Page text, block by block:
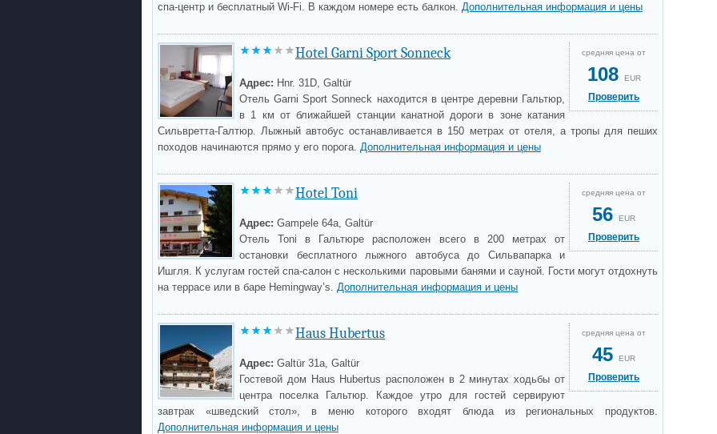
спа-центр и бесплатный Wi-Fi. В каждом номере есть балкон. Дополнительная информация и цены
средняя цена от
108 EUR
Проверить
Hotel Garni Sport Sonneck
Адрес: Hnr. 31D, Galtür
Отель Garni Sport Sonneck находится в центре деревни Гальтюр,
в 1 км от ближайшей станции канатной дороги в зоне катания
Сильвретта-Галтюр. Лыжный автобус останавливается в 150 метрах от отеля, а тропы для пеших
походов начинаются прямо у его порога. Дополнительная информация и цены
средняя цена от
56 EUR
Проверить
Hotel Toni
Адрес: Gampele 64a, Galtür
Отель Toni в Гальтюре расположен всего в 200 метрах от
остановки бесплатного лыжного автобуса до Сильвапарка и
Ишгля. К услугам гостей спа-салон с несколькими паровыми банями и сауной. Гости могут отдохнуть
на террасе или в баре Hemingway’s. Дополнительная информация и цены
средняя цена от
45 EUR
Проверить
Haus Hubertus
Адрес: Galtür 31a, Galtür
Гостевой дом Haus Hubertus расположен в 2 минутах ходьбы от
центра поселка Гальтюр. Каждое утро для гостей сервируют
завтрак «шведский стол», в меню которого входят блюда из региональных продуктов.
Дополнительная информация и цены